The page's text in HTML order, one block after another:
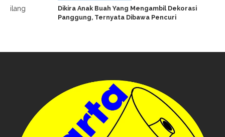
Dikira Anak Buah Yang Mengambil Dekorasi
Panggung, Ternyata Dibawa Pencuri